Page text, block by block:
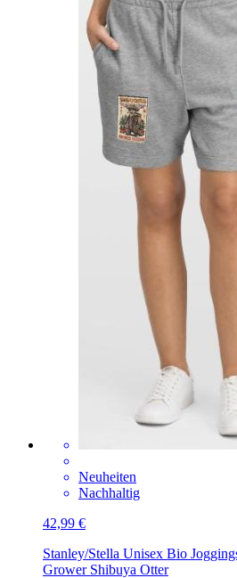
Neuheiten
Nachhaltig
42,99 €
Stanley/Stella Unisex Bio
Grower Shibuya Otter